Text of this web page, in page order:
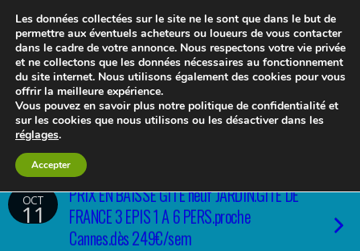
Le blog 3d-immo-visites
OCT
11
PRIX EN BAISSE GITE neuf JARDIN.GITE DE
FRANCE 3 EPIS 1 A 6 PERS.proche
Cannes.dès 249€/sem
Les données collectées sur le site ne le sont que dans le but de
permettre aux éventuels acheteurs ou loueurs de vous contacter
dans le cadre de votre annonce. Nous respectons votre vie privée
et ne collectons que les données nécessaires au fonctionnement
du site internet. Nous utilisons également des cookies pour vous
offrir la meilleure expérience.
Vous pouvez en savoir plus notre politique de confidentialité et
sur les cookies que nous utilisons ou les désactiver dans les
réglages.
Accepter